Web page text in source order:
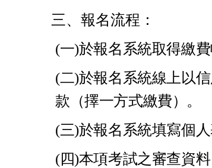
三、報名流程：
(一)於報名系統取得繳
(二)於報名系統線上以
款（擇一方式繳費）。
(三)於報名系統填寫個
(四)本項考試之審查資